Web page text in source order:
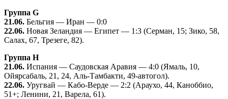
Группа G
21.06. Бельгия — Иран — 0:0
22.06. Новая Зеландия — Египет — 1:3 (Серман, 15; Зико, 58,
Салах, 67, Трезеге, 82).
Группа Н
21.06. Испания — Саудовская Аравия — 4:0 (Ямаль, 10,
Ойярсабаль, 21, 24, Аль-Тамбакти, 49-автогол).
22.06. Уругвай — Кабо-Верде — 2:2 (Араухо, 44, Каноббио,
51+; Ленини, 21, Варела, 61).